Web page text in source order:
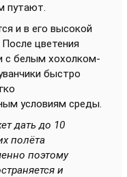
путают.
и в его высокой
цветения
с белым хохолком-
быстро
условиям среды.
дать до 10
полёта
поэтому
и